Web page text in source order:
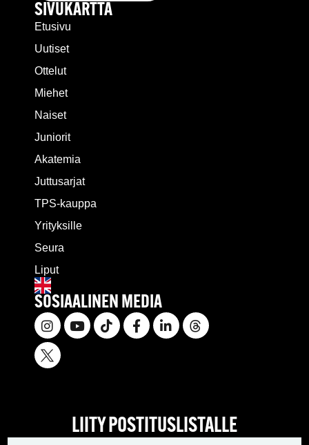
SIVUKARTTA
Etusivu
Uutiset
Ottelut
Miehet
Naiset
Juniorit
Akatemia
Juttusarjat
TPS-kauppa
Yrityksille
Seura
Liput
SOSIAALINEN MEDIA
LIITY POSTITUSLISTALLE